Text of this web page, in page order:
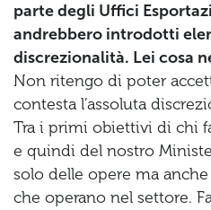
parte degli Uffici
andrebbero introdotti
discrezionalità. Lei cosa
Non ritengo di poter
contesta l’assoluta
Tra i primi obiettivi di chi
e quindi del nostro
solo delle opere ma
che operano nel settore.